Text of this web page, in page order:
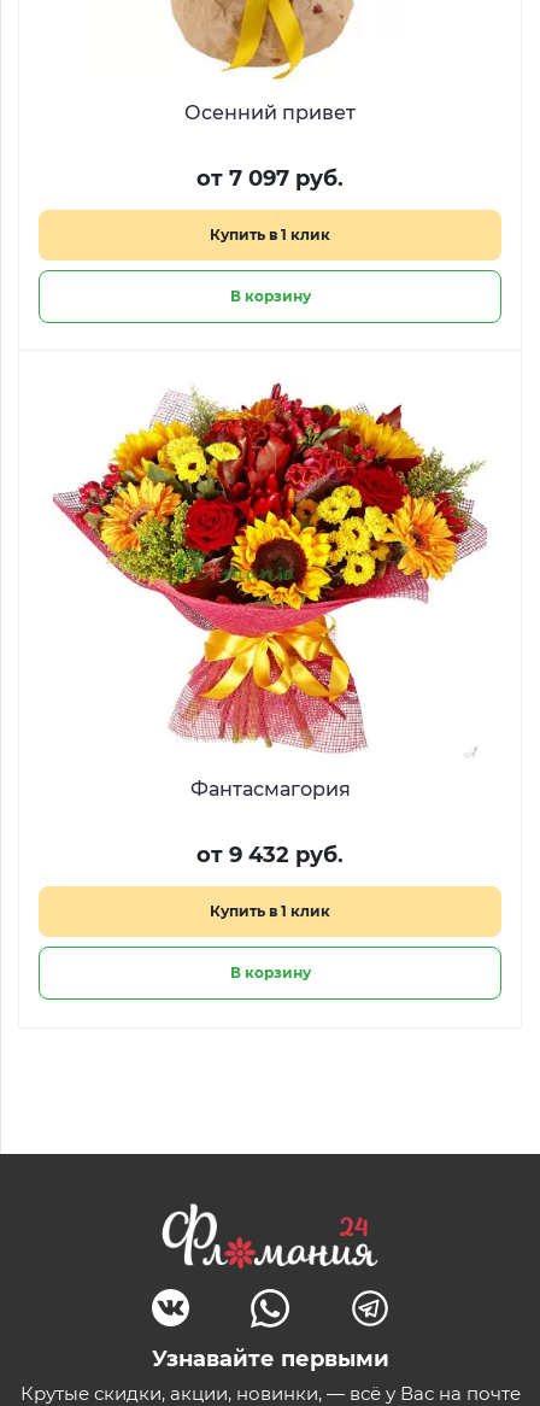
Осенний привет
от 7 097 руб.
Купить в 1 клик
В корзину
Фантасмагория
от 9 432 руб.
Купить в 1 клик
В корзину
Узнавайте первыми
Крутые скидки, акции, новинки, — всё у Вас на почте